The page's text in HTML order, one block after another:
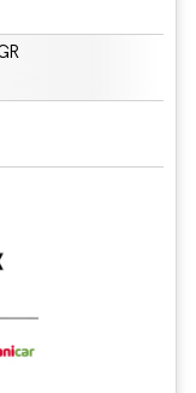
conforme CC BY 4.0.